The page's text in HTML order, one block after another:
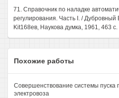
71. Справочник по наладке
регулирования. Часть I. /
Kit168ев, Наукова думка, 1961, 463 с.
Похожие работы
Совершенствование системы пуска
электровоза